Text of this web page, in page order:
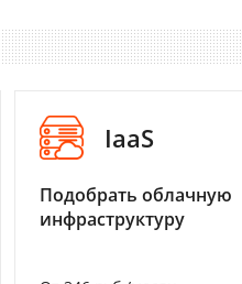
IaaS
Подобрать облачную
инфраструктуру